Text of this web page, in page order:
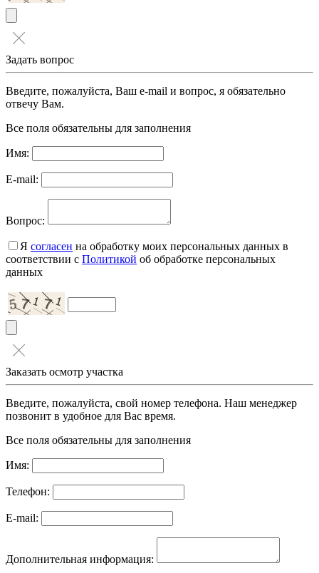
Задать вопрос
Введите, пожалуйста, Ваш e-mail и вопрос, я обязательно
отвечу Вам.
Все поля обязательны для заполнения
Имя:
E-mail:
Вопрос:
Я согласен на обработку моих персональных данных в
соответствии с Политикой об обработке персональных
данных
Заказать осмотр участка
Введите, пожалуйста, свой номер телефона. Наш менеджер
позвонит в удобное для Вас время.
Все поля обязательны для заполнения
Имя:
Телефон:
E-mail:
Дополнительная информация: